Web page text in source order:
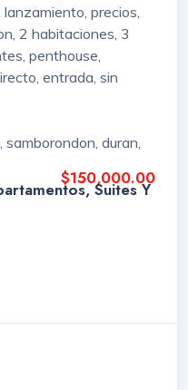
$150,000.00
Suites Y